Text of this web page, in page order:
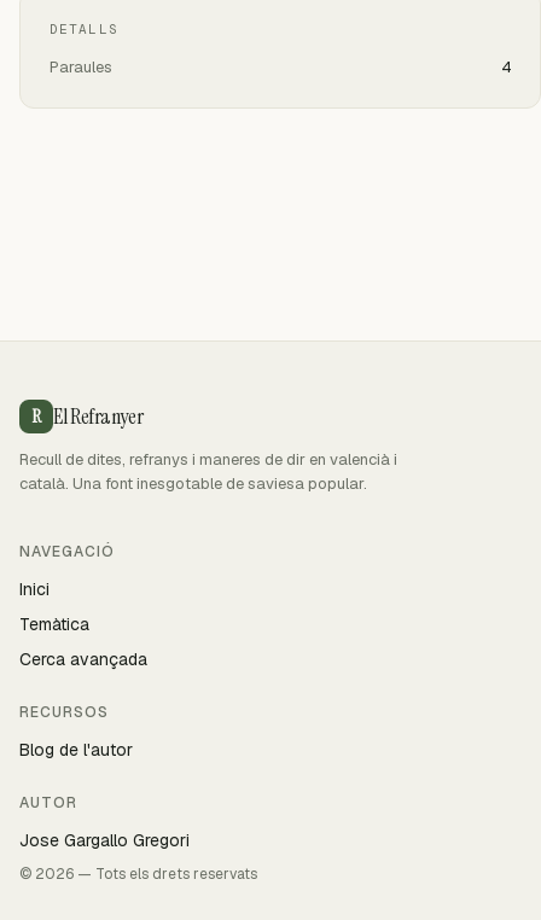
DETALLS
Paraules 4
R El Refranyer
Recull de dites, refranys i maneres de dir en valencià i
català. Una font inesgotable de saviesa popular.
NAVEGACIÓ
Inici
Temàtica
Cerca avançada
RECURSOS
Blog de l'autor
AUTOR
Jose Gargallo Gregori
© 2026 — Tots els drets reservats